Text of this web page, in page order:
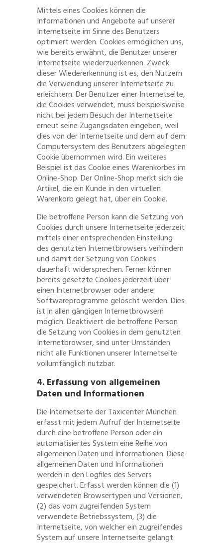
Mittels eines Cookies können die
Informationen und Angebote auf unserer
Internetseite im Sinne des Benutzers
optimiert werden. Cookies ermöglichen uns,
wie bereits erwähnt, die Benutzer unserer
Internetseite wiederzuerkennen. Zweck
dieser Wiedererkennung ist es, den Nutzern
die Verwendung unserer Internetseite zu
erleichtern. Der Benutzer einer Internetseite,
die Cookies verwendet, muss beispielsweise
nicht bei jedem Besuch der Internetseite
erneut seine Zugangsdaten eingeben, weil
dies von der Internetseite und dem auf dem
Computersystem des Benutzers abgelegten
Cookie übernommen wird. Ein weiteres
Beispiel ist das Cookie eines Warenkorbes im
Online-Shop. Der Online-Shop merkt sich die
Artikel, die ein Kunde in den virtuellen
Warenkorb gelegt hat, über ein Cookie.
Die betroffene Person kann die Setzung von
Cookies durch unsere Internetseite jederzeit
mittels einer entsprechenden Einstellung
des genutzten Internetbrowsers verhindern
und damit der Setzung von Cookies
dauerhaft widersprechen. Ferner können
bereits gesetzte Cookies jederzeit über
einen Internetbrowser oder andere
Softwareprogramme gelöscht werden. Dies
ist in allen gängigen Internetbrowsern
möglich. Deaktiviert die betroffene Person
die Setzung von Cookies in dem genutzten
Internetbrowser, sind unter Umständen
nicht alle Funktionen unserer Internetseite
vollumfänglich nutzbar.
4. Erfassung von allgemeinen
Daten und Informationen
Die Internetseite der Taxicenter München
erfasst mit jedem Aufruf der Internetseite
durch eine betroffene Person oder ein
automatisiertes System eine Reihe von
allgemeinen Daten und Informationen. Diese
allgemeinen Daten und Informationen
werden in den Logfiles des Servers
gespeichert. Erfasst werden können die (1)
verwendeten Browsertypen und Versionen,
(2) das vom zugreifenden System
verwendete Betriebssystem, (3) die
Internetseite, von welcher ein zugreifendes
System auf unsere Internetseite gelangt